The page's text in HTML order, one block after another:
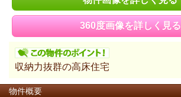
360度画像を詳しく見る
収納力抜群の高床住宅
物件概要